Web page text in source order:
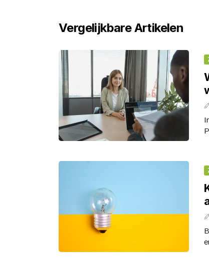
Vergelijkbare Artikelen